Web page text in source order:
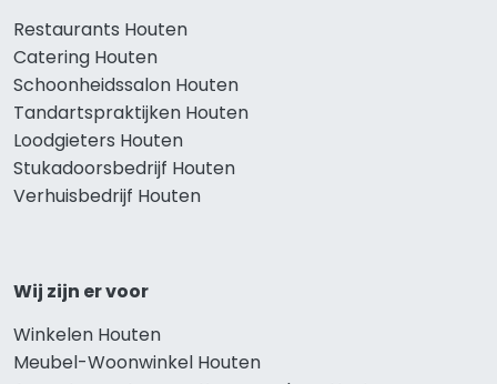
Restaurants Houten
Catering Houten
Schoonheidssalon Houten
Tandartspraktijken Houten
Loodgieters Houten
Stukadoorsbedrijf Houten
Verhuisbedrijf Houten
Wij zijn er voor
Winkelen Houten
Meubel-Woonwinkel Houten